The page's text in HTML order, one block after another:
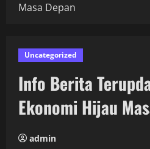
Masa Depan
Uncategorized
Info Berita
Ekonomi Hijau
admin